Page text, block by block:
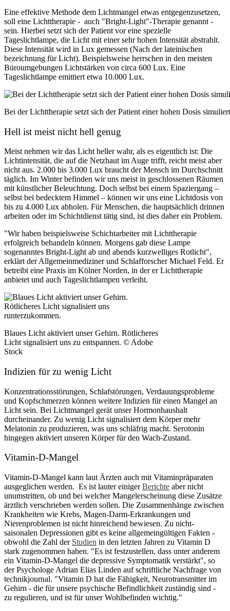
Eine effektive Methode dem Lichtmangel etwas entgegenzusetzen,
soll eine Lichttherapie - auch "Bright-Light"-Therapie genannt -
sein. Hierbei setzt sich der Patient vor eine spezielle
Tageslichtlampe, die Licht mit einer sehr hohen Intensität abstrahlt.
Diese Intensität wird in Lux gemessen (Nach der lateinischen
bezeichnung für Licht). Beispielsweise herrschen in den meisten
Büroumgebungen Lichtstärken von circa 600 Lux. Eine
Tageslichtlampe emittiert etwa 10.000 Lux.
Bei der Lichttherapie setzt sich der Patient einer hohen Dosis
Hell ist meist nicht hell genug
Meist nehmen wir das Licht heller wahr, als es eigentlich ist: Die
Lichtintensität, die auf die Netzhaut im Auge trifft, reicht meist aber
nicht aus. 2.000 bis 3.000 Lux braucht der Mensch im Durchschnitt
täglich. Im Winter befinden wir uns meist in geschlossenen Räumen
mit künstlicher Beleuchtung. Doch selbst bei einem Spaziergang –
selbst bei bedecktem Himmel – können wir uns eine Lichtdosis von
bis zu 4.000 Lux abholen. Für Menschen, die hauptsächlich drinnen
arbeiten oder im Schichtdienst tätig sind, ist dies daher ein Problem.
"Wir haben beispielsweise Schichtarbeiter mit Lichttherapie
erfolgreich behandeln können. Morgens gab diese Lampe
sogenanntes Bright-Light ab und abends kurzwelliges Rotlicht",
erklärt der Allgemeinmediziner und Schlafforscher Michael Feld. Er
betreibt eine Praxis im Kölner Norden, in der er Lichttherapie
anbietet und auch Tageslichtlampen verleiht.
Blaues Licht aktiviert unser Gehirn. Rötlicheres
Licht signalisiert uns zu entspannen. © Adobe
Stock
Indizien für zu wenig Licht
Konzentrationsstörungen, Schlafstörungen, Verdauungsprobleme
und Kopfschmerzen können weitere Indizien für einen Mangel an
Licht sein. Bei Lichtmangel gerät unser Hormonhaushalt
durcheinander. Zu wenig Licht signalisiert dem Körper mehr
Melatonin zu produzieren, was uns schläfrig macht. Serotonin
hingegen aktiviert unseren Körper für den Wach-Zustand.
Vitamin-D-Mangel
Vitamin-D-Mangel kann laut Ärzten auch mit Vitaminpräparaten
ausgeglichen werden. Es ist lauter einigerBerichte aber nicht
unumstritten, ob und bei welcher Mangelerscheinung diese Zusätze
ärztlich verschrieben werden sollen. Die Zusammenhänge zwischen
Krankheiten wie Krebs, Magen-Darm-Erkrankungen und
Nierenproblemen ist nicht hinreichend bewiesen. Zu nicht-
saisonalen Depressionen gibt es keine allgemeingültigen Fakten -
obwohl die Zahl der Studien in den letzten Jahren zu Vitamin D
stark zugenommen haben. "Es ist festzustellen, dass unter anderem
ein Vitamin-D-Mangel die depressive Symptomatik verstärkt", so
der Psychologe Adrian Elias Linden auf schriftliche Nachfrage von
technikjournal. "Vitamin D hat die Fähigkeit, Neurotransmitter im
Gehirn - die für unsere psychische Befindlichkeit zuständig sind -
zu regulieren, und ist für unser Wohlbefinden wichtig."